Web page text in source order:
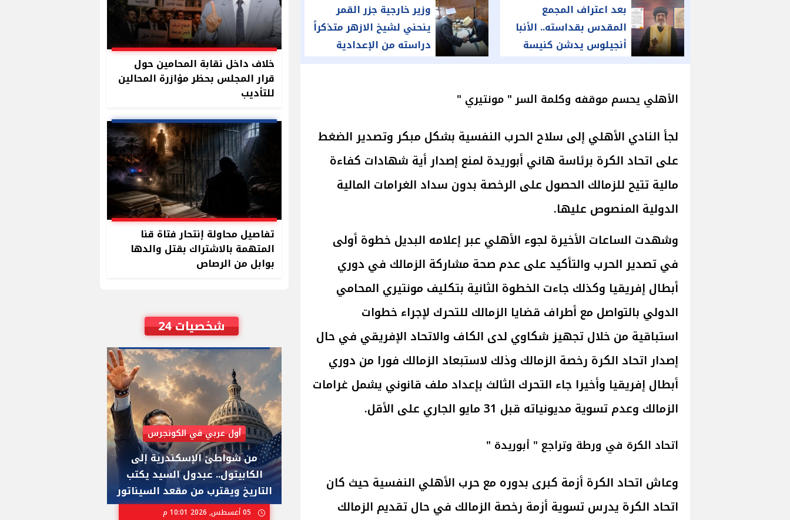
بعد اعتراف المجمع
المقدس بقداسته.. الأنبا
أنجيلوس يدشن كنيسة
القمص ميخائيل إبراهيم
وزير خارجية جزر القمر
ينحني لشيخ الازهر متذكراً
دراسته من الإعدادية
للتخرج
الأهلي يحسم موقفه وكلمة السر " مونتيري "
لجأ النادي الأهلي إلى سلاح الحرب النفسية بشكل مبكر وتصدير الضغط
على اتحاد الكرة برئاسة هاني أبوريدة لمنع إصدار أية شهادات كفاءة
مالية تتيح للزمالك الحصول على الرخصة بدون سداد الغرامات المالية
الدولية المنصوص عليها.
وشهدت الساعات الأخيرة لجوء الأهلي عبر إعلامه البديل خطوة أولى
في تصدير الحرب والتأكيد على عدم صحة مشاركة الزمالك في دوري
أبطال إفريقيا وكذلك جاءت الخطوة الثانية بتكليف مونتيري المحامي
الدولي بالتواصل مع أطراف قضايا الزمالك للتحرك لإجراء خطوات
استباقية من خلال تجهيز شكاوي لدى الكاف والاتحاد الإفريقي في حال
إصدار اتحاد الكرة رخصة الزمالك وذلك لاستبعاد الزمالك فورا من دوري
أبطال إفريقيا وأخيرا جاء التحرك الثالث بإعداد ملف قانوني يشمل غرامات
الزمالك وعدم تسوية مديونياته قبل 31 مايو الجاري على الأقل.
اتحاد الكرة في ورطة وتراجع " أبوريدة "
وعاش اتحاد الكرة أزمة كبرى بدوره مع حرب الأهلي النفسية حيث كان
اتحاد الكرة يدرس تسوية أزمة رخصة الزمالك في حال تقديم الزمالك
خلاف داخل نقابة المحامين حول
قرار المجلس بحظر مؤازرة المحالين
للتأديب
تفاصيل محاولة إنتحار فتاة قنا
المتهمة بالاشتراك بقتل والدها
بوابل من الرصاص
شخصيات 24
كل المناصب في الجبلاية برعاية
هاني أبوريدة
25 يوليو, 2026 10:00 م
أول عربي في الكونجرس
من شواطئ الإسكندرية إلى
الكابيتول.. عبدول السيد يكتب
التاريخ ويقترب من مقعد السيناتور